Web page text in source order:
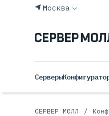
Москва
Серверы
СЕРВЕР МОЛЛ /